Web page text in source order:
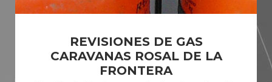
REVISIONES DE GAS
CARAVANAS ROSAL DE LA
FRONTERA